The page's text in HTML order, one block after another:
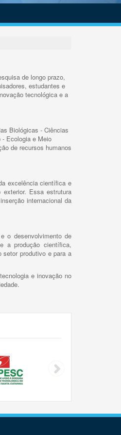
de longo prazo,
estudantes e
tecnológica e a
Biológicas - Ciências
Ecologia e Meio
de recursos humanos
excelência científica e
Essa estrutura
internacional da
o desenvolvimento de
a produção científica,
setor produtivo e para a
e inovação no